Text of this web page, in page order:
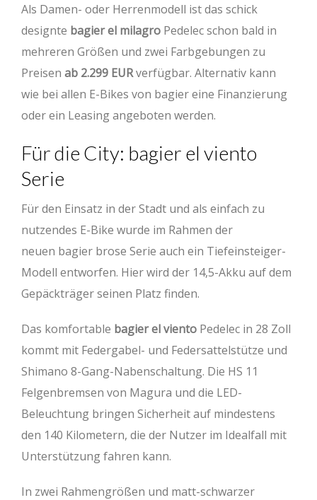
Als Damen- oder Herrenmodell ist das schick
designte bagier el milagro Pedelec schon bald in
mehreren Größen und zwei Farbgebungen zu
Preisen ab 2.299 EURverfügbar. Alternativ kann
wie bei allen E-Bikes von bagier eine Finanzierung
oder ein Leasing angeboten werden.
Für die City: bagier el viento
Serie
Für den Einsatz in der Stadt und als einfach zu
nutzendes E-Bike wurde im Rahmen der
neuen bagier brose Serie auch ein Tiefeinsteiger-
Modell entworfen. Hier wird der 14,5-Akku auf dem
Gepäckträger seinen Platz finden.
Das komfortable bagier el viento Pedelec in 28 Zoll
kommt mit Federgabel- und Federsattelstütze und
Shimano 8-Gang-Nabenschaltung. Die HS 11
Felgenbremsen von Magura und die LED-
Beleuchtung bringen Sicherheit auf mindestens
den 140 Kilometern, die der Nutzer im Idealfall mit
Unterstützung fahren kann.
In zwei Rahmengrößen und matt-schwarzer